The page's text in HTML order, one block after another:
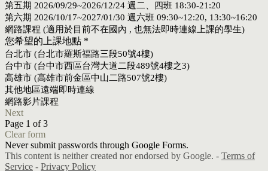
第五期 2026/09/29~2026/12/24 週二、四班 18:30-21:20
第六期 2026/10/17~2027/01/30 週六班 09:30~12:20, 13:30~16:20
網路課程 (適用於目前不在國內 , 也無法即時連線上課的學生)
您希望的上課地點 *
台北市 (台北市羅斯福路三段50號4樓)
台中市 (台中市西區台灣大道二段489號4樓之3)
高雄市 (高雄市前金區中山二路507號2樓)
其他地區遠端即時連線
網路影片課程
Next
Page 1 of 3
Clear form
Never submit passwords through Google Forms.
This content is neither created nor endorsed by Google. - Terms of
Service - Privacy Policy